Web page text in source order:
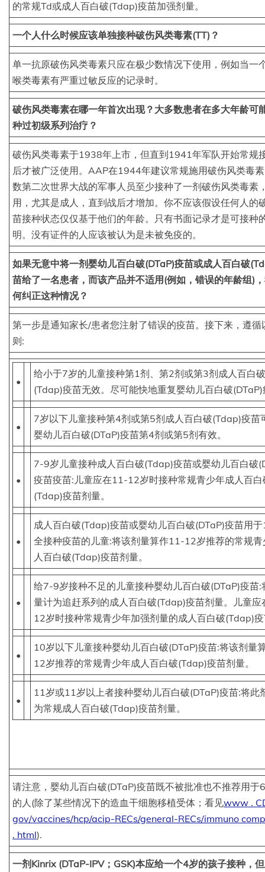
的常规Td或成人百白破(Tdap)疫苗加强剂量。
一个人什么时候应该单独接种破伤风类毒素(TT)？
单一抗原破伤风类毒素只应在极少数情况下使用，例如当一
喉类毒素有严重过敏反应的记录时。
破伤风类毒素在哪一年首次出现？大多数患者在多大年龄可
种过初级系列治疗？
破伤风类毒素于1938年上市，但直到1941年军队开始常规
后才被广泛使用。AAP在1944年建议常规施用破伤风类毒
数第二次世界大战的军事人员至少接种了一剂破伤风类毒素
用，尤其是成人，直到战后才增加。你不应该假设任何人的
苗接种状态仅仅基于他们的年龄。只有书面记录才是可接种
明。没有证件的人应该被认为是未被免疫的。
如果无意中将一剂婴幼儿百白破(DTaP)疫苗或成人百白破
苗给了一名患者，而该产品并不适用(例如，错误的年龄组)
何纠正这种情况？
第一步是通知家长/患者您注射了错误的疫苗。接下来，遵循
则:
•
给小于7岁的儿童接种第1剂、第2剂或第3剂成人百白破
(Tdap)疫苗无效。尽可能快地重复婴幼儿百白破
•
7岁以下儿童接种第4剂或第5剂成人百白破(Tdap)疫苗
婴幼儿百白破(DTaP)疫苗第4剂或第5剂有效。
•
7-9岁儿童接种成人百白破(Tdap)疫苗或婴幼儿百白破
疫苗疫苗:儿童应在11-12岁时接种常规青少年成人百白
(Tdap)疫苗剂量。
•
成人百白破(Tdap)疫苗或婴幼儿百白破(DTaP)疫苗用
全接种疫苗的儿童:将该剂量算作11-12岁推荐的常规青
人百白破(Tdap)疫苗剂量。
•
给7-9岁接种不足的儿童接种婴幼儿百白破(DTaP)疫苗:
量计为追赶系列的成人百白破(Tdap)疫苗剂量。儿童
12岁时接种常规青少年加强剂量的成人百白破(Tdap)
•
10岁以下儿童接种婴幼儿百白破(DTaP)疫苗:将该剂量
12岁推荐的常规青少年成人百白破(Tdap)疫苗剂量。
•
11岁或11岁以上者接种婴幼儿百白破(DTaP)疫苗:将此
为常规成人百白破(Tdap)疫苗剂量。
请注意，婴幼儿百白破(DTaP)疫苗既不被批准也不推荐用于
的人(除了某些情况下的造血干细胞移植受体；看见www .
gov/vaccines/hcp/acip-RECs/general-RECs/immuno
. html).
一剂Kinrix (DTaP-IPV；GSK)本应给一个4岁的孩子接种，